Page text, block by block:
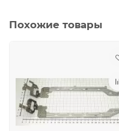
Похожие товары